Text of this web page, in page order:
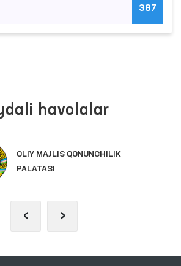
387
havolalar
OLIY MAJLIS QONUNCHILIK
PALATASI
‹ ›